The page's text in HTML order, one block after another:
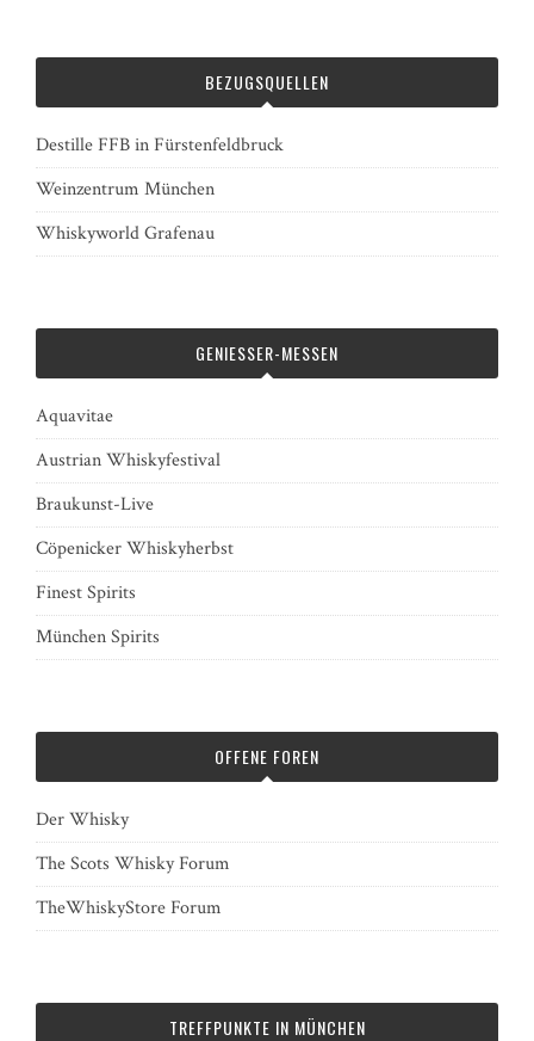
BEZUGSQUELLEN
Destille FFB in Fürstenfeldbruck
Weinzentrum München
Whiskyworld Grafenau
GENIESSER-MESSEN
Aquavitae
Austrian Whiskyfestival
Braukunst-Live
Cöpenicker Whiskyherbst
Finest Spirits
München Spirits
OFFENE FOREN
Der Whisky
The Scots Whisky Forum
TheWhiskyStore Forum
TREFFPUNKTE IN MÜNCHEN